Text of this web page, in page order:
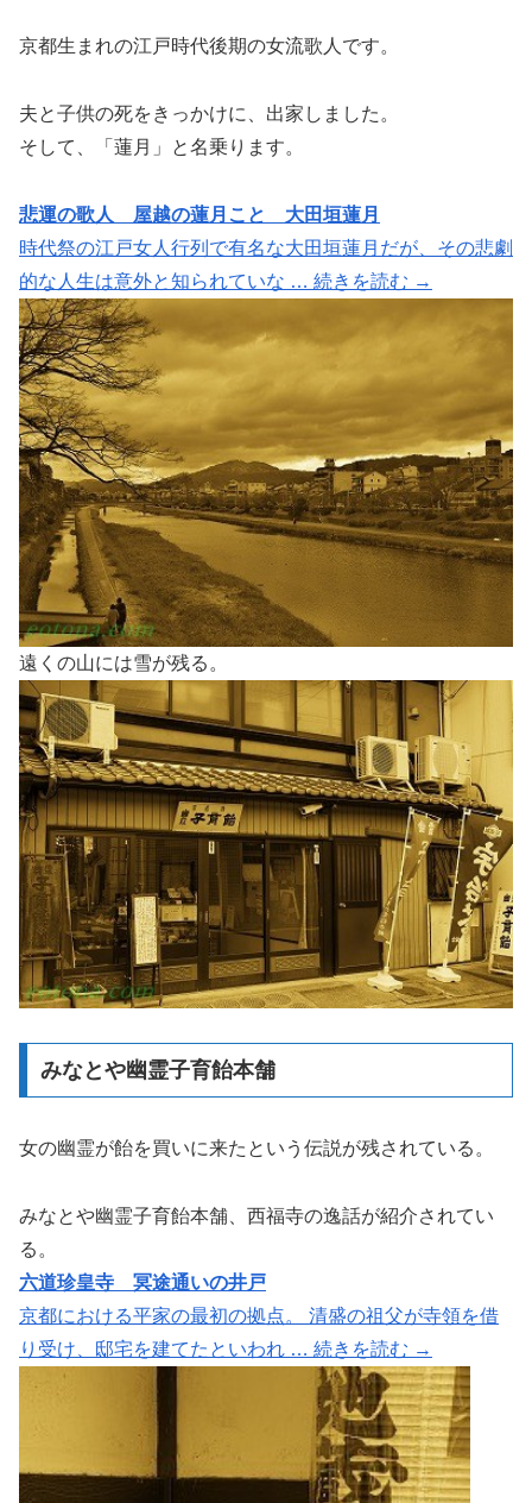
京都生まれの江戸時代後期の女流歌人です。
夫と子供の死をきっかけに、出家しました。
そして、「蓮月」と名乗ります。
悲運の歌人 屋越の蓮月こと 大田垣蓮月
時代祭の江戸女人行列で有名な大田垣蓮月だが、その悲劇
的な人生は意外と知られていな … 続きを読む →
遠くの山には雪が残る。
みなとや幽霊子育飴本舗
女の幽霊が飴を買いに来たという伝説が残されている。
みなとや幽霊子育飴本舗、西福寺の逸話が紹介されてい
る。
六道珍皇寺 冥途通いの井戸
京都における平家の最初の拠点。 清盛の祖父が寺領を借
り受け、邸宅を建てたといわれ … 続きを読む →